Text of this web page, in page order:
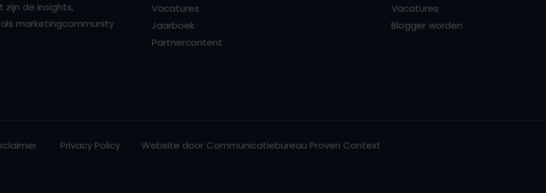
de insights,
marketingcommunity
Vacatures
Jaarboek
Partnercontent
Vacatures
Blogger worden
Privacy Policy Website door Communicatiebureau Proven Context